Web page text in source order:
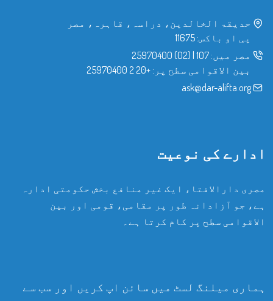
حدیقۃ الخالدین، دراسہ، قاہرہ، مصر
پی او باکس: 11675
مصر میں: 107
|
(02) 25970400
بین الاقوامی سطح پر: +20 2 25970400
ask@dar-alifta.org
ادارے کی نوعیت
مصری دارالافتاء ایک غیر منافع بخش حکومتی ادارہ
ہے، جو آزادانہ طور پر مقامی، قومی اور بین
الاقوامی سطح پر کام کرتا ہے۔
ہماری میلنگ لسٹ میں سائن اپ کریں اور سب سے